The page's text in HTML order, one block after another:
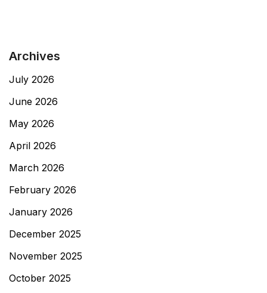
Archives
July 2026
June 2026
May 2026
April 2026
March 2026
February 2026
January 2026
December 2025
November 2025
October 2025